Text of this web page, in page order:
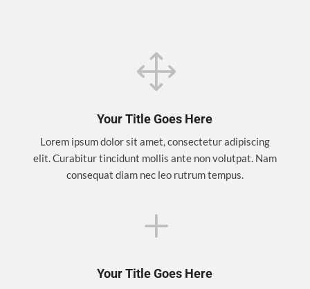
1
Your Title Goes Here
Lorem ipsum dolor sit amet, consectetur adipiscing
elit. Curabitur tincidunt mollis ante non volutpat. Nam
consequat diam nec leo rutrum tempus.
L
Your Title Goes Here